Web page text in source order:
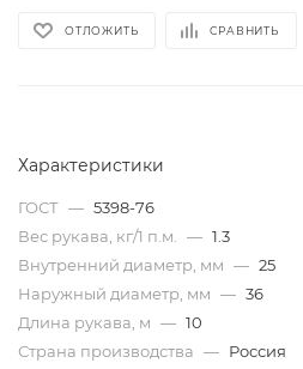
ОТЛОЖИТЬ СРАВНИТЬ
Характеристики
ГОСТ — 5398-76
Вес рукава, кг/1 п.м.
— 1.3
Внутренний диаметр, мм — 25
Наружный диаметр, мм — 36
Длина рукава, м — 10
Страна производства — Россия